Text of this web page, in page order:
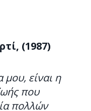
(1987)
μου, είναι η
που
πολλών